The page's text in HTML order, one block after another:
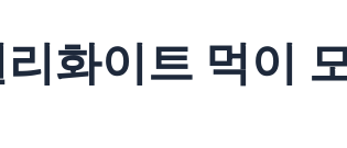
화이트 먹이